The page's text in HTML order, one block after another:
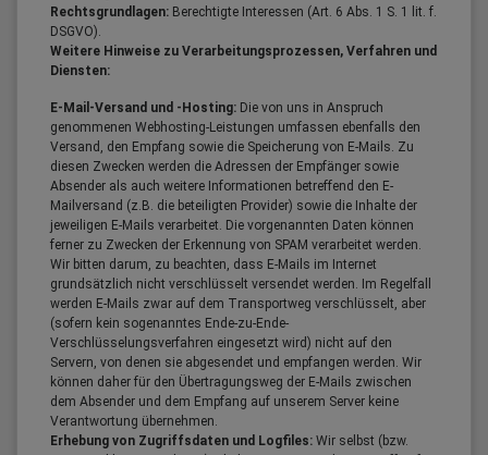
Rechtsgrundlagen: Berechtigte Interessen (Art. 6 Abs. 1 S. 1 lit. f.
DSGVO).
Weitere Hinweise zu Verarbeitungsprozessen, Verfahren und
Diensten:
E-Mail-Versand und -Hosting: Die von uns in Anspruch
genommenen Webhosting-Leistungen umfassen ebenfalls den
Versand, den Empfang sowie die Speicherung von E-Mails. Zu
diesen Zwecken werden die Adressen der Empfänger sowie
Absender als auch weitere Informationen betreffend den E-
Mailversand (z.B. die beteiligten Provider) sowie die Inhalte der
jeweiligen E-Mails verarbeitet. Die vorgenannten Daten können
ferner zu Zwecken der Erkennung von SPAM verarbeitet werden.
Wir bitten darum, zu beachten, dass E-Mails im Internet
grundsätzlich nicht verschlüsselt versendet werden. Im Regelfall
werden E-Mails zwar auf dem Transportweg verschlüsselt, aber
(sofern kein sogenanntes Ende-zu-Ende-
Verschlüsselungsverfahren eingesetzt wird) nicht auf den
Servern, von denen sie abgesendet und empfangen werden. Wir
können daher für den Übertragungsweg der E-Mails zwischen
dem Absender und dem Empfang auf unserem Server keine
Verantwortung übernehmen.
Erhebung von Zugriffsdaten und Logfiles: Wir selbst (bzw.